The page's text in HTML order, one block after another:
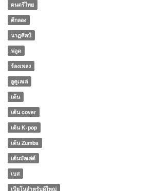
ดนตรีไทย
ตีกลอง
นาฏศิลป์
ฟลูต
ร้องเพลง
อูคูเลเล่
เต้น
เต้น cover
เต้น K-pop
เต้น Zumba
เต้นบัลเล่ต์
เบส
เปียโนสำหรับผู้ใหญ่